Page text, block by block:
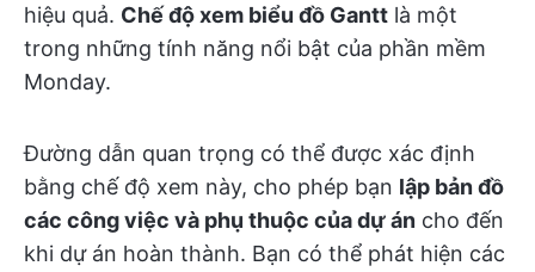
hiệu quả. Chế độ xem biểu đồ Gantt là một
trong những tính năng nổi bật của phần mềm
Monday.
Đường dẫn quan trọng có thể được xác định
bằng chế độ xem này, cho phép bạn lập bản đồ
các công việc và phụ thuộc của dự án cho đến
khi dự án hoàn thành. Bạn có thể phát hiện các